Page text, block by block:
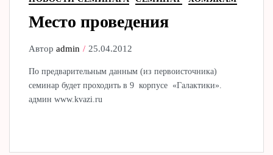
Место проведения
Авторadmin 25.04.2012
По предварительным данным (из первоисточника)
семинар будет проходить в 9 корпусе «Галактики».
админ www.kvazi.ru